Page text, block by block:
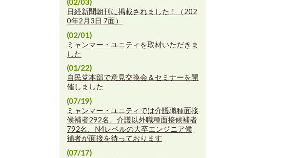
(02/03)
日経新聞朝刊に掲載されました！（202
0年2月3日 7面）
(02/01)
ミャンマー・ユニティを取材いただきま
した
(01/22)
自民党本部で意見交換会＆セミナーを開
催しました
(07/19)
ミャンマー・ユニティでは介護職種面接
候補者292名、介護以外職種面接候補者
792名、N4レベルの大卒エンジニア候
補者が面接を待っております
(07/17)